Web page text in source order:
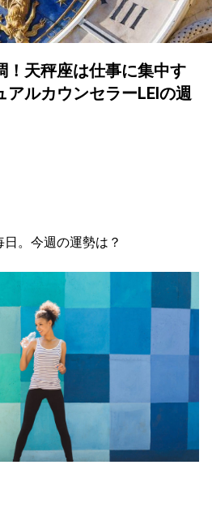
！天秤座は仕事に集中す
ルカウンセラーLEIの週
。今週の運勢は？